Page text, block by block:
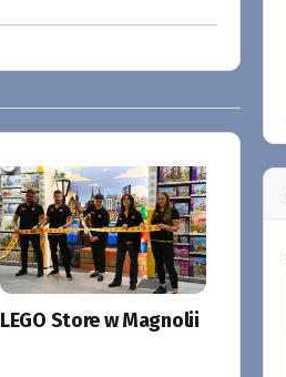
LEGO Store w Magnolii